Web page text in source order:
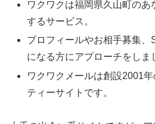
ワクワクは福岡県久山町のあ
するサービス。
プロフィールやお相手募集
になる方にアプローチをしま
ワクワクメールは創設2001
ティーサイトです。